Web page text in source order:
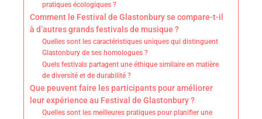
pratiques écologiques ?
Comment le Festival de Glastonbury se compare-t-il
à d’autres grands festivals de musique ?
Quelles sont les caractéristiques uniques qui distinguent
Glastonbury de ses homologues ?
Quels festivals partagent une éthique similaire en matière
de diversité et de durabilité ?
Que peuvent faire les participants pour améliorer
leur expérience au Festival de Glastonbury ?
Quelles sont les meilleures pratiques pour planifier une